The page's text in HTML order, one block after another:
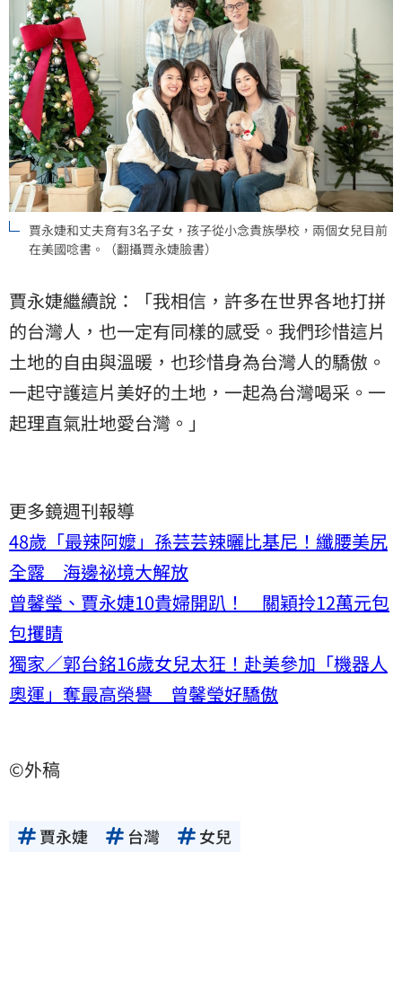
賈永婕和丈夫育有3名子女，孩子從小念貴族學校，兩個女兒目前
在美國唸書。（翻攝賈永婕臉書）
賈永婕繼續說：「我相信，許多在世界各地打拼
的台灣人，也一定有同樣的感受。我們珍惜這片
土地的自由與溫暖，也珍惜身為台灣人的驕傲。
一起守護這片美好的土地，一起為台灣喝采。一
起理直氣壯地愛台灣。」
更多鏡週刊報導
48歲「最辣阿嬤」孫芸芸辣曬比基尼！纖腰美尻
全露 海邊祕境大解放
曾馨瑩、賈永婕10貴婦開趴！ 關穎拎12萬元包
包攫睛
獨家／郭台銘16歲女兒太狂！赴美參加「機器人
奧運」奪最高榮譽 曾馨瑩好驕傲
©外稿
賈永婕 台灣 女兒